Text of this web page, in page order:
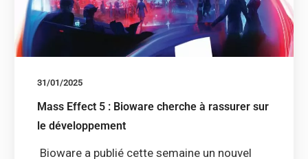
31/01/2025
Mass Effect 5 : Bioware cherche à rassurer sur
le développement
Bioware a publié cette semaine un nouvel